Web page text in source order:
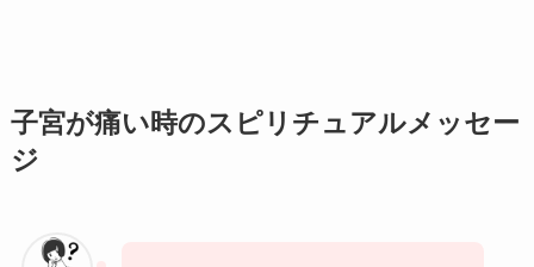
子宮が痛い時のスピリチュアルメッセー
ジ